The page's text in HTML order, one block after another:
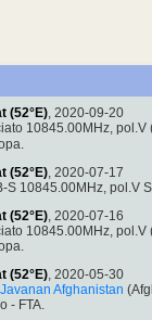
(52°E), 2020-09-20
10845.00MHz, pol.V
(52°E) , 2020-07-17
S 10845.00MHz, pol.V
(52°E) , 2020-07-16
10845.00MHz, pol.V
(52°E), 2020-05-30
Javanan Afghanistan
- FTA.